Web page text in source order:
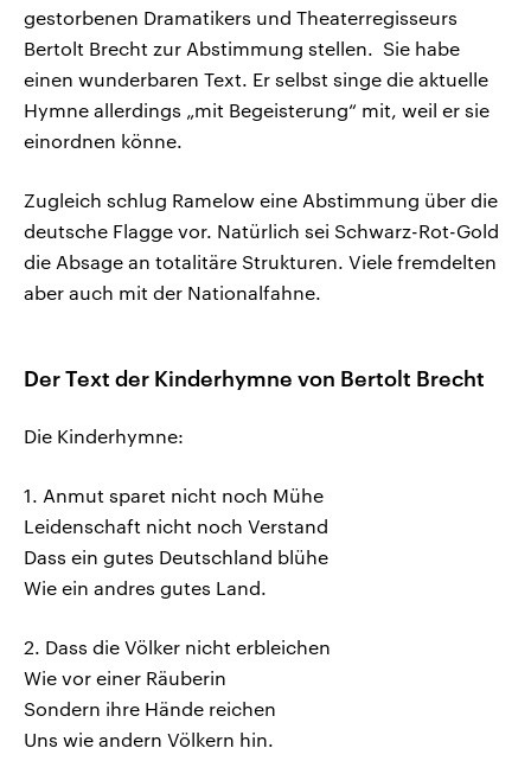
gestorbenen Dramatikers und Theaterregisseurs
Bertolt Brecht zur Abstimmung stellen. Sie habe
einen wunderbaren Text. Er selbst singe die aktuelle
Hymne allerdings „mit Begeisterung“ mit, weil er sie
einordnen könne.
Zugleich schlug Ramelow eine Abstimmung über die
deutsche Flagge vor. Natürlich sei Schwarz-Rot-Gold
die Absage an totalitäre Strukturen. Viele fremdelten
aber auch mit der Nationalfahne.
Der Text der Kinderhymne von Bertolt Brecht
Die Kinderhymne:
1. Anmut sparet nicht noch Mühe
Leidenschaft nicht noch Verstand
Dass ein gutes Deutschland blühe
Wie ein andres gutes Land.
2. Dass die Völker nicht erbleichen
Wie vor einer Räuberin
Sondern ihre Hände reichen
Uns wie andern Völkern hin.